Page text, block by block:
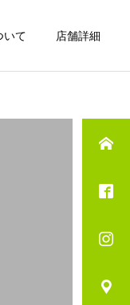
いて 店舗詳細
の指の付け根が痛い…モ